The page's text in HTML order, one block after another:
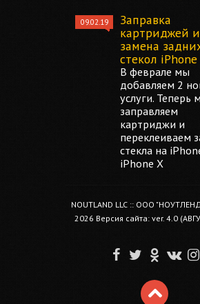
09.02.19
Заправка
картриджей и
замена
стекол iPhone
В феврале мы
добавляем 2
услуги. Теперь
заправляем
картриджи и
переклеиваем
стекла на
iPhone X
NOUTLAND LLC :: ООО
2026 Версия сайта: ver. 4.0
F T O V I